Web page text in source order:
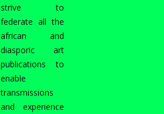
strive to
federate all the
african and
diasporic art
publications to
enable
transmissions
and experience